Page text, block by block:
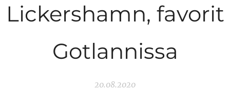
Lickershamn, favorit
Gotlannissa
20.08.2020